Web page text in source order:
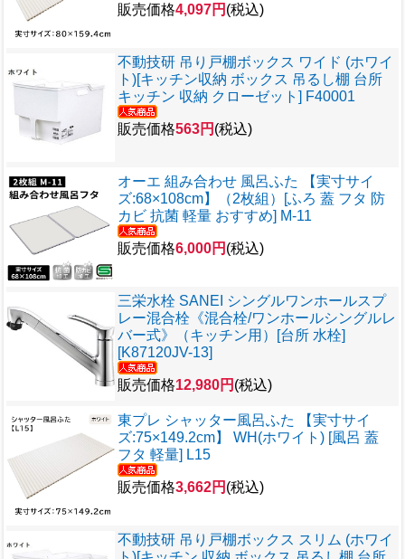
販売価格4,097円 (税込)
不動技研 吊り戸棚ボックス ワイド (ホワイ
ト)[キッチン収納 ボックス 吊るし棚 台所
キッチン 収納 クローゼット] F40001
販売価格563円 (税込)
オーエ 組み合わせ 風呂ふた 【実寸サイ
ズ:68×108cm】（2枚組）[ふろ 蓋 フタ 防
カビ 抗菌 軽量 おすすめ] M-11
販売価格6,000円 (税込)
三栄水栓 SANEI シングルワンホールスプ
レー混合栓《混合栓/ワンホールシングルレ
バー式》（キッチン用）[台所 水栓]
[K87120JV-13]
販売価格12,980円 (税込)
東プレ シャッター風呂ふた 【実寸サイ
ズ:75×149.2cm】 WH(ホワイト) [風呂 蓋
フタ 軽量] L15
販売価格3,662円 (税込)
不動技研 吊り戸棚ボックス スリム (ホワイ